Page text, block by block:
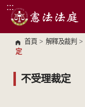
跳到主要內容區塊
:::
首頁 > 解釋及裁判 >
定
不受理裁定